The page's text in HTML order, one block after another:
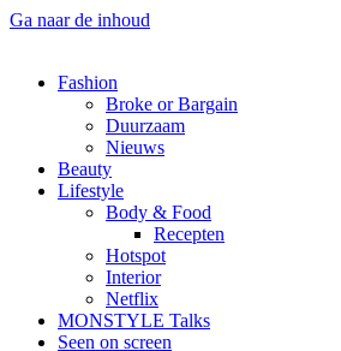
Ga naar de inhoud
Fashion
Broke or Bargain
Duurzaam
Nieuws
Beauty
Lifestyle
Body & Food
Recepten
Hotspot
Interior
Netflix
MONSTYLE Talks
Seen on screen